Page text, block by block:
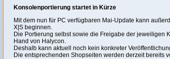
Konsolenportierung startet in Kürze
Mit dem nun für PC verfügbaren Mai-Update kann
X|S beginnen.
Die Portierung selbst sowie die Freigabe der
Hand von Halycon.
Deshalb kann aktuell noch kein konkreter
Die entsprechenden Shopseiten werden derzeit bereits